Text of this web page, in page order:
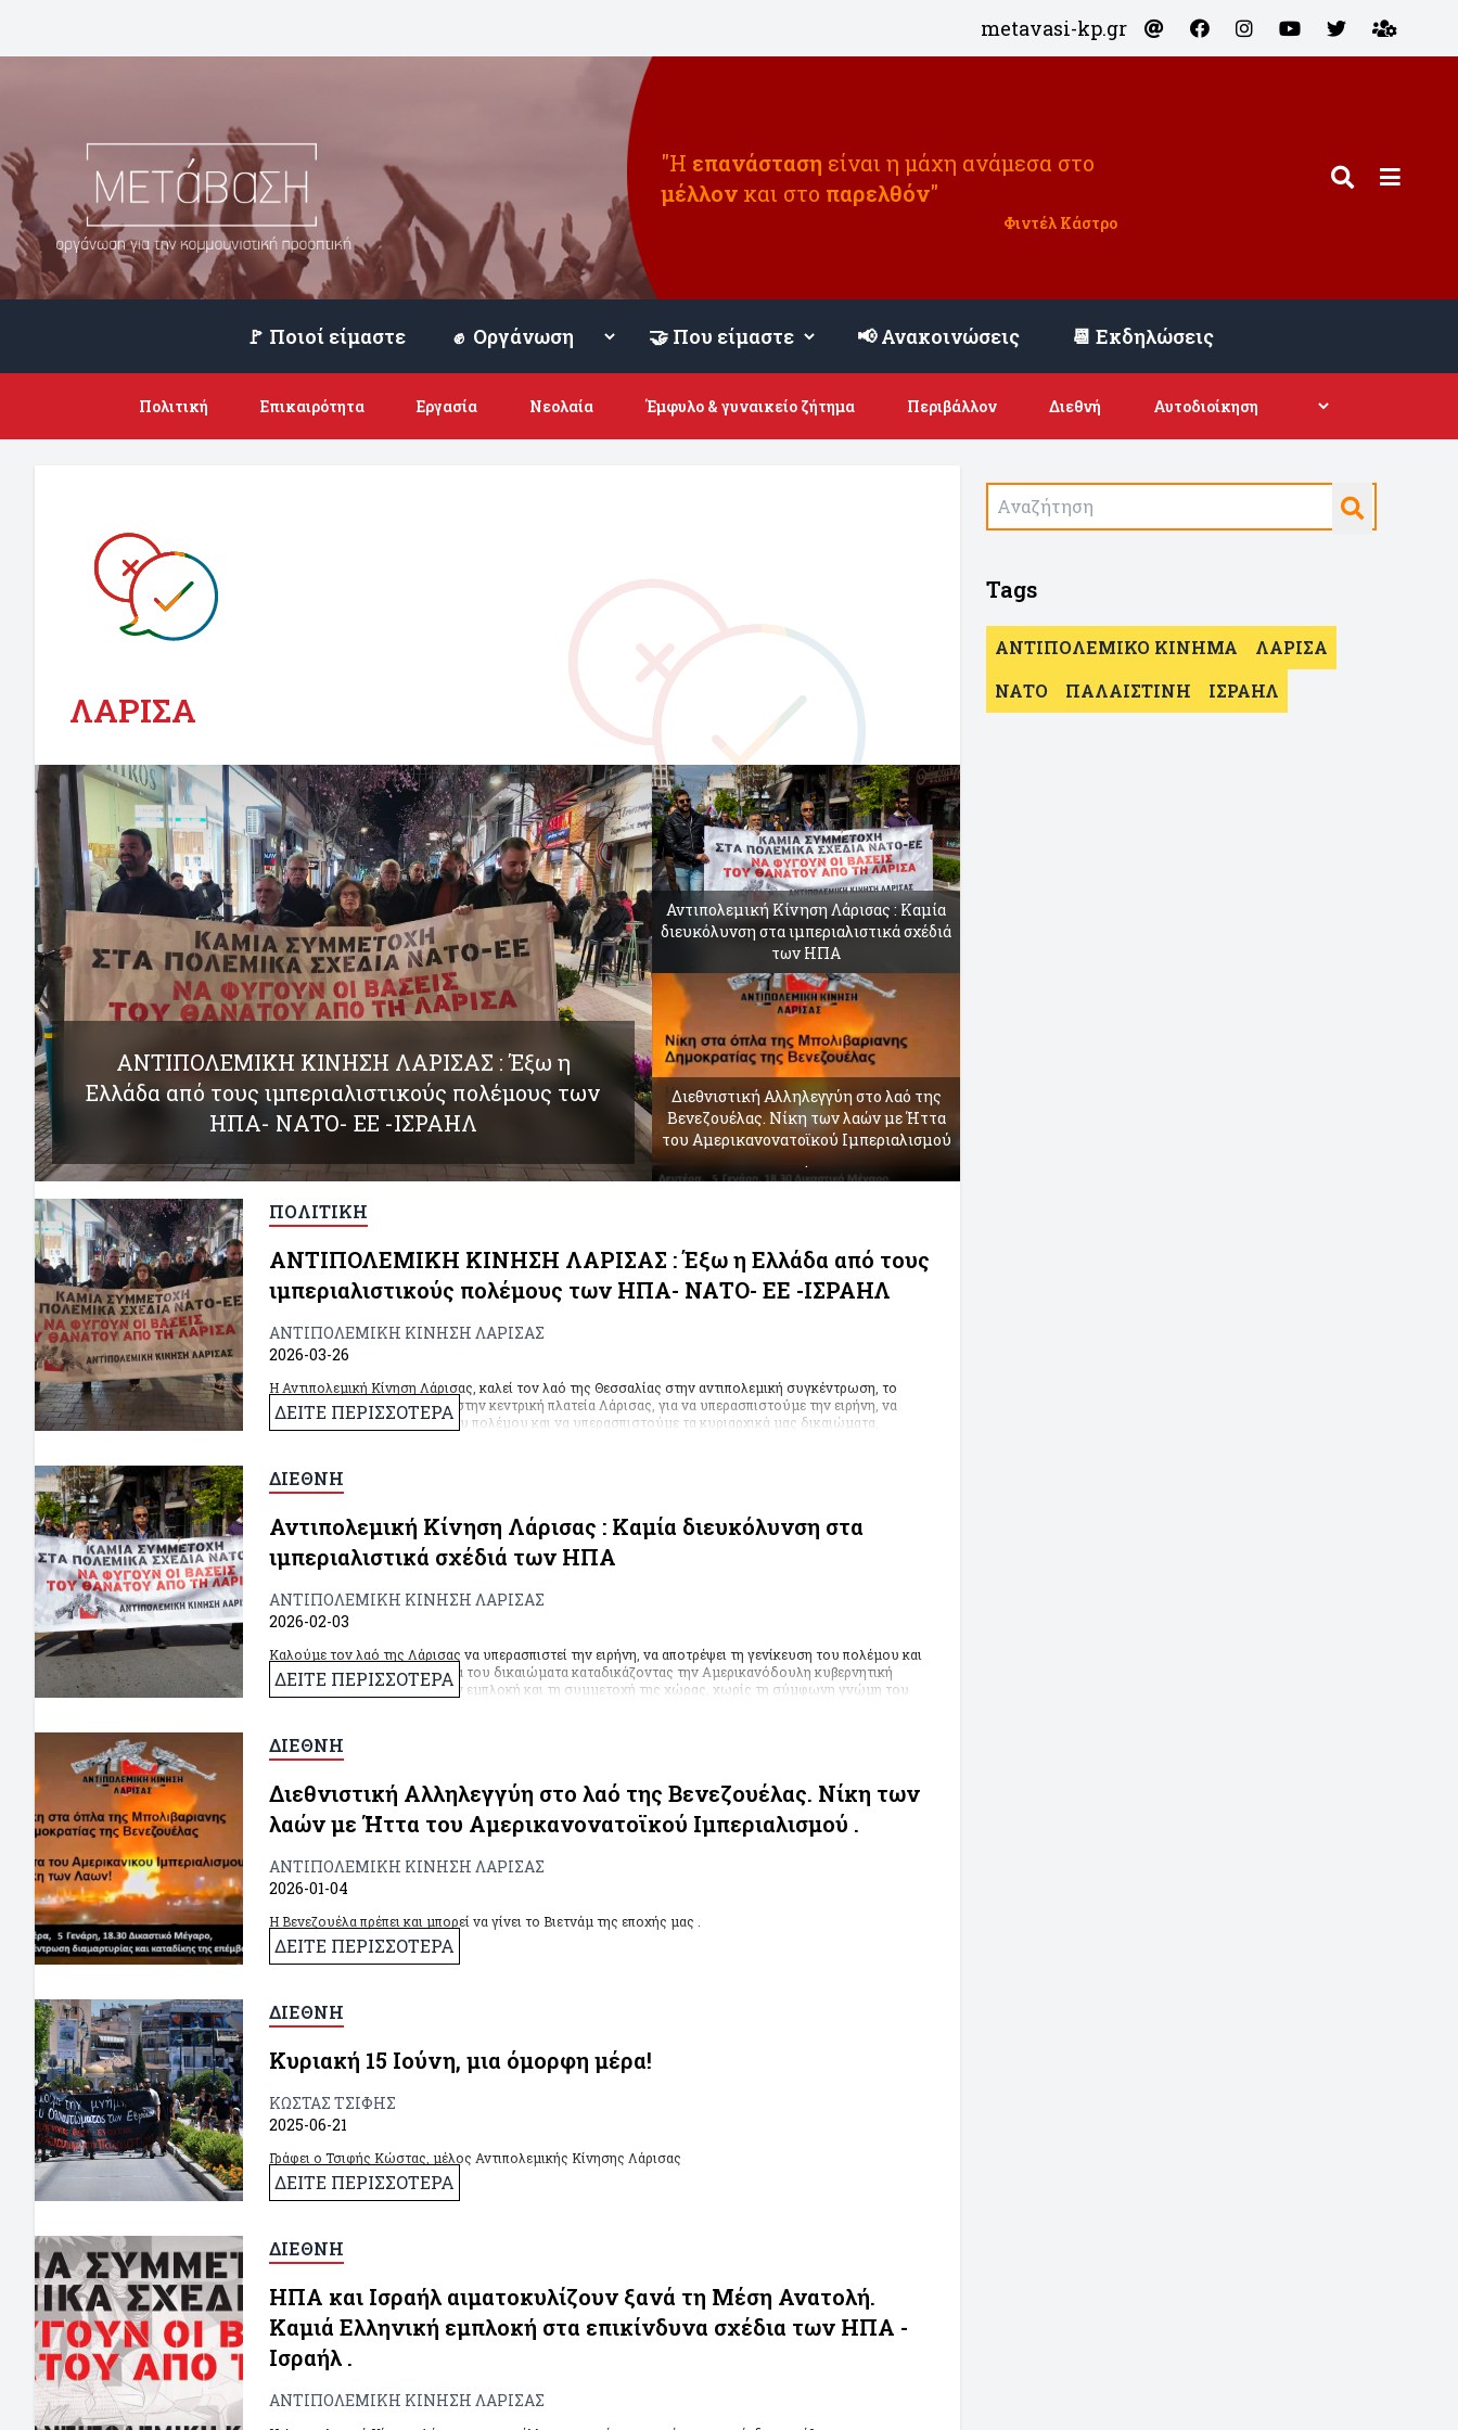
metavasi-kp.gr
"Η επανάσταση είναι η μάχη ανάμεσα στο
μέλλονκαι στο παρελθόν"
Φιντέλ Κάστρο
🚩 Ποιοί είμαστε 📢 Ανακοινώσεις 📆 Εκδηλώσεις
Πολιτική Επικαιρότητα Εργασία Νεολαία Έμφυλο & γυναικείο ζήτημα Περιβάλλον Διεθνή Αυτοδιοίκηση
ΛΑΡΙΣΑ
ΑΝΤΙΠΟΛΕΜΙΚΗ ΚΙΝΗΣΗ ΛΑΡΙΣΑΣ : Έξω η
Ελλάδα από τους ιμπεριαλιστικούς πολέμους των
ΗΠΑ- ΝΑΤΟ- ΕΕ -ΙΣΡΑΗΛ
Αντιπολεμική Κίνηση Λάρισας : Καμία
διευκόλυνση στα ιμπεριαλιστικά σχέδιά
των ΗΠΑ
Διεθνιστική Αλληλεγγύη στο λαό της
Βενεζουέλας. Νίκη των λαών με Ήττα
του Αμερικανονατοϊκού Ιμπεριαλισμού
.
ΠΟΛΙΤΙΚΗ
ΑΝΤΙΠΟΛΕΜΙΚΗ ΚΙΝΗΣΗ ΛΑΡΙΣΑΣ : Έξω η Ελλάδα από τους
ιμπεριαλιστικούς πολέμους των ΗΠΑ- ΝΑΤΟ- ΕΕ -ΙΣΡΑΗΛ
ΑΝΤΙΠΟΛΕΜΙΚΗ ΚΙΝΗΣΗ ΛΑΡΙΣΑΣ
2026-03-26
Η Αντιπολεμική Κίνηση Λάρισας, καλεί τον λαό της Θεσσαλίας στην αντιπολεμική συγκέντρωση, το
Σάββατο 28 Μάρτη, στις 12.00 στην κεντρική πλατεία Λάρισας, για να υπερασπιστούμε την ειρήνη, να
αποτρέψουμε τη γενίκευση του πολέμου και να υπερασπιστούμε τα κυριαρχικά μας δικαιώματα,
ΔΕΙΤΕ ΠΕΡΙΣΣΟΤΕΡΑ
ΔΙΕΘΝΗ
Αντιπολεμική Κίνηση Λάρισας : Καμία διευκόλυνση στα
ιμπεριαλιστικά σχέδιά των ΗΠΑ
ΑΝΤΙΠΟΛΕΜΙΚΗ ΚΙΝΗΣΗ ΛΑΡΙΣΑΣ
2026-02-03
Καλούμε τον λαό της Λάρισας να υπερασπιστεί την ειρήνη, να αποτρέψει τη γενίκευση του πολέμου και
να υπερασπιστεί τα κυριαρχικά του δικαιώματα καταδικάζοντας την Αμερικανόδουλη κυβερνητική
πολιτική, η οποία επιτρέπει την εμπλοκή και τη συμμετοχή της χώρας, χωρίς τη σύμφωνη γνώμη του
ΔΕΙΤΕ ΠΕΡΙΣΣΟΤΕΡΑ
ΔΙΕΘΝΗ
Διεθνιστική Αλληλεγγύη στο λαό της Βενεζουέλας. Νίκη των
λαών με Ήττα του Αμερικανονατοϊκού Ιμπεριαλισμού .
ΑΝΤΙΠΟΛΕΜΙΚΗ ΚΙΝΗΣΗ ΛΑΡΙΣΑΣ
2026-01-04
Η Βενεζουέλα πρέπει και μπορεί να γίνει το Βιετνάμ της εποχής μας .
ΔΕΙΤΕ ΠΕΡΙΣΣΟΤΕΡΑ
ΔΙΕΘΝΗ
Κυριακή 15 Ιούνη, μια όμορφη μέρα!
ΚΩΣΤΑΣ ΤΣΙΦΗΣ
2025-06-21
Γράφει ο Τσιφής Κώστας, μέλος Αντιπολεμικής Κίνησης Λάρισας
ΔΕΙΤΕ ΠΕΡΙΣΣΟΤΕΡΑ
ΔΙΕΘΝΗ
ΗΠΑ και Ισραήλ αιματοκυλίζουν ξανά τη Μέση Ανατολή.
Καμιά Ελληνική εμπλοκή στα επικίνδυνα σχέδια των ΗΠΑ -
Ισραήλ .
ΑΝΤΙΠΟΛΕΜΙΚΗ ΚΙΝΗΣΗ ΛΑΡΙΣΑΣ
Tags
ΑΝΤΙΠΟΛΕΜΙΚΟ ΚΙΝΗΜΑ
ΛΑΡΙΣΑ
ΝΑΤΟ
ΠΑΛΑΙΣΤΙΝΗ ΙΣΡΑΗΛ